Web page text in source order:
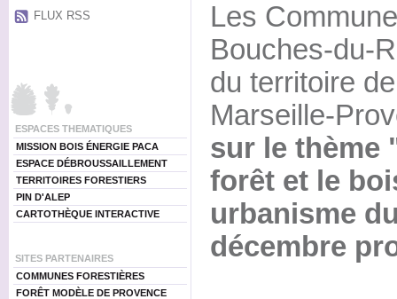
FLUX RSS
ESPACES THEMATIQUES
MISSION BOIS ÉNERGIE PACA
ESPACE DÉBROUSSAILLEMENT
TERRITOIRES FORESTIERS
PIN D'ALEP
CARTOTHÈQUE INTERACTIVE
SITES PARTENAIRES
COMMUNES FORESTIÈRES
FORÊT MODÈLE DE PROVENCE
Les
Bouches-du-
du territoire
Marseille-
sur le thème
forêt et le
urbanisme
décembre